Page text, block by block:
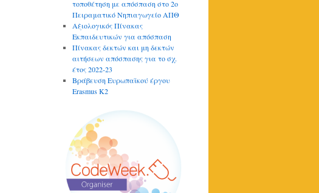
τοποθέτηση με απόσπαση στο 2ο
Πειραματικό Νηπιαγωγείο ΑΠΘ
Αξιολογικός Πίνακας
Εκπαιδευτικών για απόσπαση
Πίνακας δεκτών και μη δεκτών
αιτήσεων απόσπασης για το σχ.
έτος 2022-23
Βράβευση Ευρωπαϊκού έργου
Erasmus K2